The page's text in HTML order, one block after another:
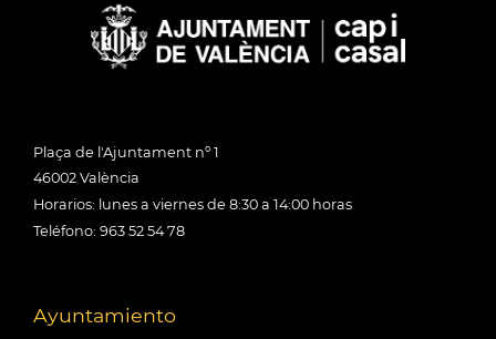
Plaça de l'Ajuntament nº 1
46002 València
Horarios: lunes a viernes de 8:30 a 14:00 horas
Teléfono: 963 52 54 78
Ayuntamiento